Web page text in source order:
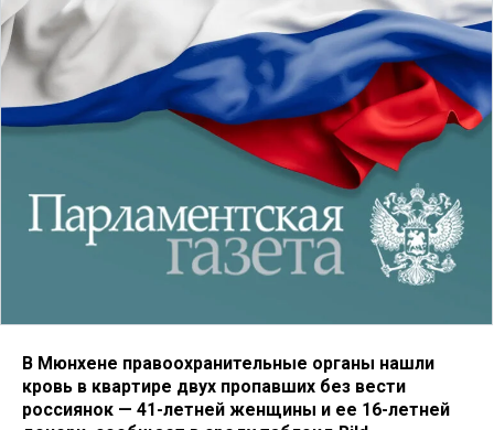
В Мюнхене правоохранительные органы нашли
кровь в квартире двух пропавших без вести
россиянок — 41-летней женщины и ее 16-летней